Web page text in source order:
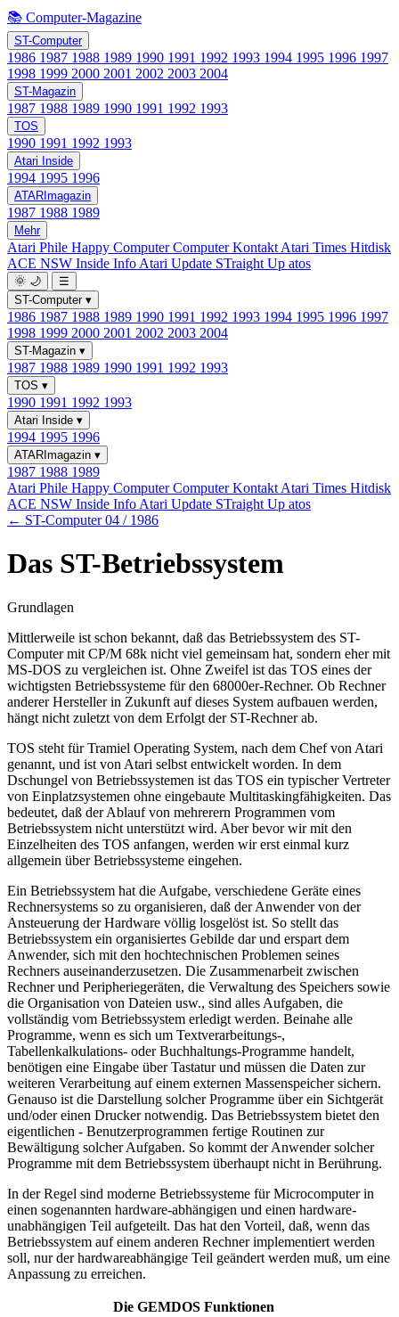
📚 Computer-Magazine
ST-Computer
1986 1987 1988 1989 1990 1991 1992 1993 1994 1995 1996 1997
1998 1999 2000 2001 2002 2003 2004
ST-Magazin
1987 1988 1989 1990 1991 1992 1993
TOS
1990 1991 1992 1993
Atari Inside
1994 1995 1996
ATARImagazin
1987 1988 1989
Mehr
Atari Phile Happy ComputerComputer Kontakt Atari Times Hitdisk
ACE NSW Inside Info Atari Update STraight Up atos
🌞 🌙
☰
ST-Computer ▾
1986 1987 1988 1989 1990 1991 1992 1993 1994 1995 1996 1997
1998 1999 2000 2001 2002 2003 2004
ST-Magazin ▾
1987 1988 1989 1990 1991 1992 1993
TOS ▾
1990 1991 1992 1993
Atari Inside ▾
1994 1995 1996
ATARImagazin ▾
1987 1988 1989
Atari Phile Happy ComputerComputer Kontakt Atari Times Hitdisk
ACE NSW Inside Info Atari Update STraight Up atos
← ST-Computer 04 / 1986
Das ST-Betriebssystem
Grundlagen
Mittlerweile ist schon bekannt, daß das Betriebssystem des ST-
Computer mit CP/M 68k nicht viel gemeinsam hat, sondern eher mit
MS-DOS zu vergleichen ist. Ohne Zweifel ist das TOS eines der
wichtigsten Betriebssysteme für den 68000er-Rechner. Ob Rechner
anderer Hersteller in Zukunft auf dieses System aufbauen werden,
hängt nicht zuletzt von dem Erfolgt der ST-Rechner ab.
TOS steht für Tramiel Operating System, nach dem Chef von Atari
genannt, und ist von Atari selbst entwickelt worden. In dem
Dschungel von Betriebssystemen ist das TOS ein typischer Vertreter
von Einplatzsystemen ohne eingebaute Multitaskingfähigkeiten. Das
bedeutet, daß der Ablauf von mehrerern Programmen vom
Betriebssystem nicht unterstützt wird. Aber bevor wir mit den
Einzelheiten des TOS anfangen, werden wir erst einmal kurz
allgemein über Betriebssysteme eingehen.
Ein Betriebssystem hat die Aufgabe, verschiedene Geräte eines
Rechnersystems so zu organisieren, daß der Anwender von der
Ansteuerung der Hardware völlig losgelöst ist. So stellt das
Betriebssystem ein organisiertes Gebilde dar und erspart dem
Anwender, sich mit den hochtechnischen Problemen seines
Rechners auseinanderzusetzen. Die Zusammenarbeit zwischen
Rechner und Peripheriegeräten, die Verwaltung des Speichers sowie
die Organisation von Dateien usw., sind alles Aufgaben, die
vollständig vom Betriebssystem erledigt werden. Beinahe alle
Programme, wenn es sich um Textverarbeitungs-,
Tabellenkalkulations- oder Buchhaltungs-Programme handelt,
benötigen eine Eingabe über Tastatur und müssen die Daten zur
weiteren Verarbeitung auf einem externen Massenspeicher sichern.
Genauso ist die Darstellung solcher Programme über ein Sichtgerät
und/oder einen Drucker notwendig. Das Betriebssystem bietet den
eigentlichen - Benutzerprogrammen fertige Routinen zur
Bewältigung solcher Aufgaben. So kommt der Anwender solcher
Programme mit dem Betriebssystem überhaupt nicht in Berührung.
In der Regel sind moderne Betriebssysteme für Microcomputer in
einen sogenannten hardware-abhängigen und einen hardware-
unabhängigen Teil aufgeteilt. Das hat den Vorteil, daß, wenn das
Betriebssystem auf einem anderen Rechner implementiert werden
soll, nur der hardwareabhängige Teil geändert werden muß, um eine
Anpassung zu erreichen.
Die GEMDOS Funktionen